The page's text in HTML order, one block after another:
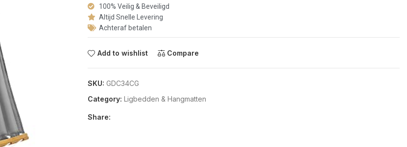
100% Veilig & Beveiligd
Altijd Snelle Levering
Achteraf betalen
Add to wishlist Compare
SKU: GDC34CG
Category: Ligbedden & Hangmatten
Share: